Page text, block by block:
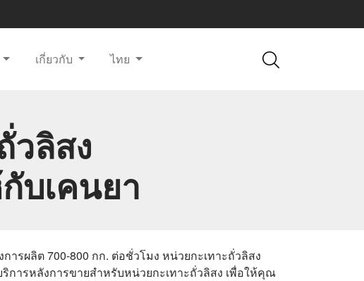
เกี่ยวกับ ไทย
วลิสง
บเคนยา
ารผลิต 700-800 กก. ต่อชั่วโมง หน่วยกะเทาะถั่วลิสง
การหลังการขายสำหรับหน่วยกะเทาะถั่วลิสง เพื่อให้คุณ